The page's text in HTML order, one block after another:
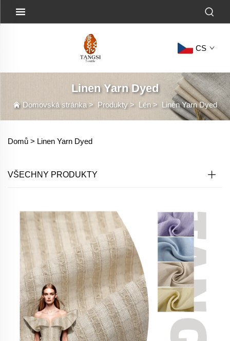
CS
Linen Yarn Dyed
Domovská stránka> Produkty> Lén> Linen Yarn Dyed
Domů > Linen Yarn Dyed
VŠECHNY PRODUKTY